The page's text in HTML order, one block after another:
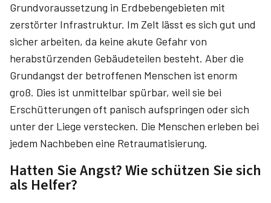
Grundvoraussetzung in Erdbebengebieten mit
zerstörter Infrastruktur. Im Zelt lässt es sich gut und
sicher arbeiten, da keine akute Gefahr von
herabstürzenden Gebäudeteilen besteht. Aber die
Grundangst der betroffenen Menschen ist enorm
groß. Dies ist unmittelbar spürbar, weil sie bei
Erschütterungen oft panisch aufspringen oder sich
unter der Liege verstecken. Die Menschen erleben bei
jedem Nachbeben eine Retraumatisierung.
Hatten Sie Angst? Wie schützen Sie sich
als Helfer?